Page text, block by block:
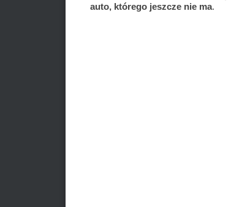
auto, którego jeszcze nie ma.